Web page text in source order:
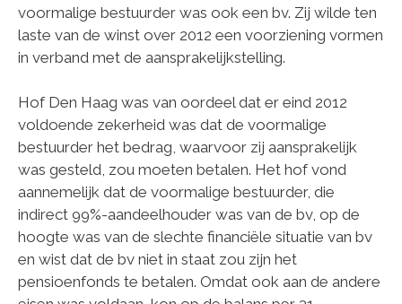
voormalige bestuurder was ook een bv. Zij wilde ten
laste van de winst over 2012 een voorziening vormen
in verband met de aansprakelijkstelling.
Hof Den Haag was van oordeel dat er eind 2012
voldoende zekerheid was dat de voormalige
bestuurder het bedrag, waarvoor zij aansprakelijk
was gesteld, zou moeten betalen. Het hof vond
aannemelijk dat de voormalige bestuurder, die
indirect 99%-aandeelhouder was van de bv, op de
hoogte was van de slechte financiële situatie van bv
en wist dat de bv niet in staat zou zijn het
pensioenfonds te betalen. Omdat ook aan de andere